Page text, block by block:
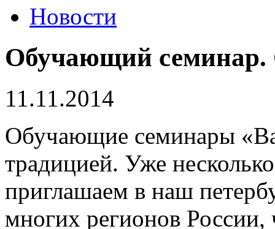
Новости
Обучающий семинар.
11.11.2014
Обучающие семинары
традицией. Уже
приглашаем в наш
многих регионов России,